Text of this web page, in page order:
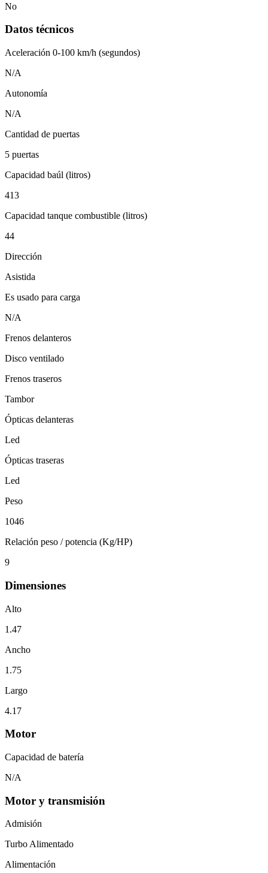
No
Datos técnicos
Aceleración 0-100 km/h (segundos)
N/A
Autonomía
N/A
Cantidad de puertas
5 puertas
Capacidad baúl (litros)
413
Capacidad tanque combustible (litros)
44
Dirección
Asistida
Es usado para carga
N/A
Frenos delanteros
Disco ventilado
Frenos traseros
Tambor
Ópticas delanteras
Led
Ópticas traseras
Led
Peso
1046
Relación peso / potencia (Kg/HP)
9
Dimensiones
Alto
1.47
Ancho
1.75
Largo
4.17
Motor
Capacidad de batería
N/A
Motor y transmisión
Admisión
Turbo Alimentado
Alimentación